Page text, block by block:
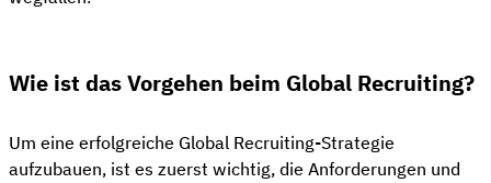
Wie ist das Vorgehen beim Global Recruiting?
Um eine erfolgreiche Global Recruiting-Strategie
aufzubauen, ist es zuerst wichtig, die Anforderungen und